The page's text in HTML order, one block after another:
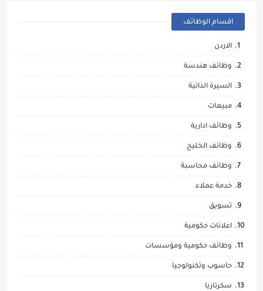
اقسام الوظائف
الاردن
وظائف هندسة
السيرة الذاتية
مبيعات
وظائف ادارية
وظائف الخليج
وظائف محاسبة
خدمة عملاء
تسويق
اعلانات حكومية
وظائف حكومية ومؤسسات
حاسوب وتكنولوجيا
سكرتاريا